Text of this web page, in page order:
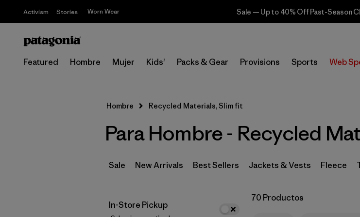
Activism Stories Worn Wear Sale — Up to 40% Off Past-Season
Featured Hombre Mujer Kids' Packs & Gear Provisions Sports Web
Selecciona una tienda
Filtrar por
Price
Filtrar por
Size
Filtrar por
Fit
Hombre Recycled Materials, Slim fit
Para Hombre - Recycled
Sale New Arrivals Best Sellers Jackets & Vests Fleece
In-Store Pickup
70 Productos